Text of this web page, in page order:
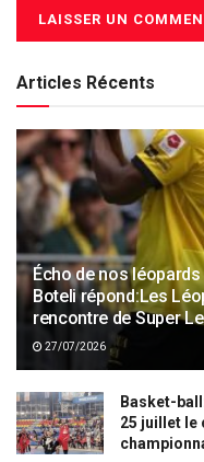
Articles Récents
Écho de nos
Boteli répond:Les
rencontre de Super
27/07/2026
Basket-
25 juillet le